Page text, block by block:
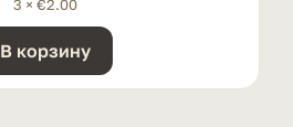
3 × €2.00
В корзину